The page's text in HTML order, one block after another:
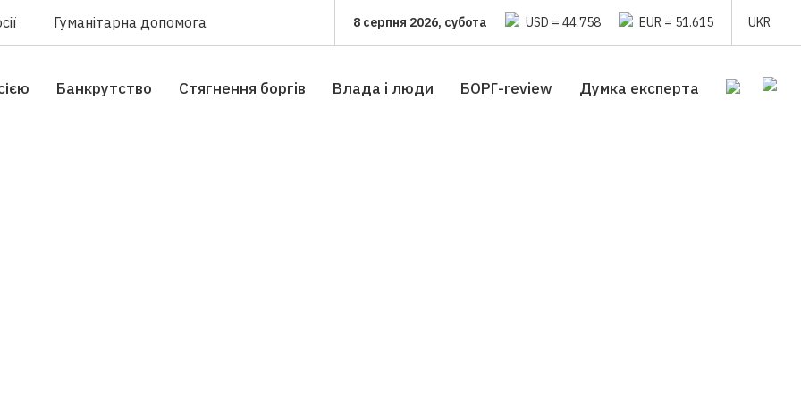
Гуманітарна допомога 8 серпня 2026, субота USD = 44.758 EUR = 51.615 UKR
Банкрутство Стягнення боргiв Влада i люди БОРГ-review Думка експерта